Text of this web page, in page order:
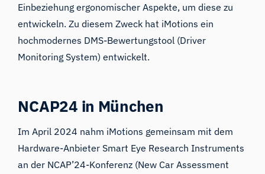
Einbeziehung ergonomischer Aspekte, um diese zu
entwickeln. Zu diesem Zweck hat iMotions ein
hochmodernes DMS-Bewertungstool (Driver
Monitoring System) entwickelt.
NCAP24 in München
Im April 2024 nahm iMotions gemeinsam mit dem
Hardware-Anbieter Smart Eye Research Instruments
an der NCAP’24-Konferenz (New Car Assessment